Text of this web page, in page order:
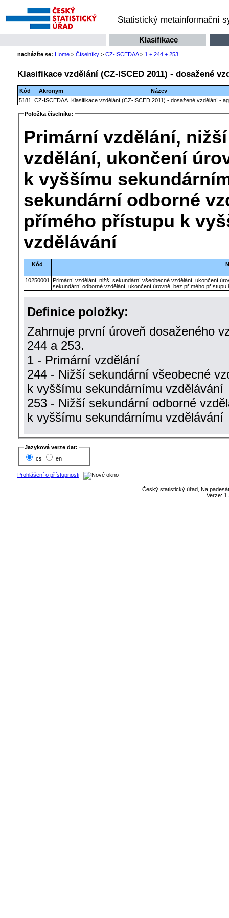
Statistický metainformační
Klasifikace
nacházíte se: Home> Číselníky> CZ-ISCEDAA> 1 + 244 + 253
Klasifikace vzdělání (CZ-ISCED 2011) - dosažené
Kód Akronym
Název
5181
CZ-ISCEDAA Klasifikace vzdělání (CZ-ISCED 2011) - dosažené vzdělání -
Položka číselníku:
Primární vzdělání,
vzdělání, ukončení
k vyššímu
sekundární odborné
přímého přístupu k
vzdělávání
Kód
10250001
Primární vzdělání, nižší sekundární všeobecné vzdělání, ukončení
sekundární odborné vzdělání, ukončení úrovně, bez přímého
Definice položky:
Zahrnuje první úroveň dosaženého
244 a 253.
1 - Primární vzdělání
244 - Nižší sekundární všeobecné
k vyššímu sekundárnímu vzdělávání
253 - Nižší sekundární odborné
k vyššímu sekundárnímu vzdělávání
Jazyková verze dat:
cs
en
Prohlášení o přístupnosti
Český statistický úřad, Na
Verze: